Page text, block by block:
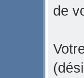
de